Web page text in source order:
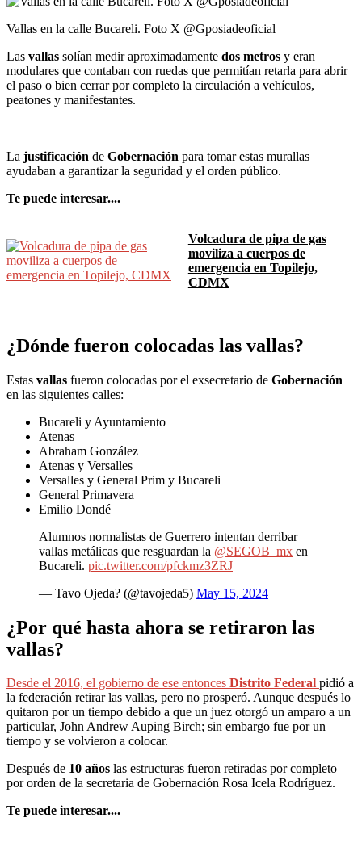
Vallas en la calle Bucareli. Foto X @Gposiadeoficial
Las vallas solían medir aproximadamente dos metros y eran
modulares que contaban con ruedas que permitían retarla para abrir
el paso o bien cerrar por completo la circulación a vehículos,
peatones y manifestantes.
La justificación de Gobernación para tomar estas murallas
ayudaban a garantizar la seguridad y el orden público.
Te puede interesar....
Volcadura de pipa de gas
moviliza a cuerpos de
emergencia en Topilejo,
CDMX
¿Dónde fueron colocadas las vallas?
Estas vallas fueron colocadas por el exsecretario de Gobernación
en las siguientes calles:
Bucareli y Ayuntamiento
Atenas
Abraham González
Atenas y Versalles
Versalles y General Prim y Bucareli
General Primavera
Emilio Dondé
Alumnos normalistas de Guerrero intentan derribar
vallas metálicas que resguardan la @SEGOB_mx en
Bucareli. pic.twitter.com/pfckmz3ZRJ
— Tavo Ojeda? (@tavojeda5) May 15, 2024
¿Por qué hasta ahora se retiraron las
vallas?
Desde el 2016, el gobierno de ese entonces Distrito Federal pidió a
la federación retirar las vallas, pero no prosperó. Aunque después lo
quitaron por un tiempo debido a que un juez otorgó un amparo a un
particular, John Andrew Auping Birch; sin embargo fue por un
tiempo y se volvieron a colocar.
Después de 10 años las estructuras fueron retiradas por completo
por orden de la secretaria de Gobernación Rosa Icela Rodríguez.
Te puede interesar....